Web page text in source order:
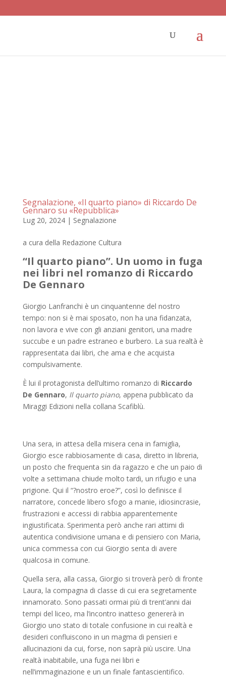
Segnalazione, «Il quarto piano» di Riccardo De
Gennaro su «Repubblica»
Lug 20, 2024| Segnalazione
a cura della Redazione Cultura
“Il quarto piano”. Un uomo in fuga
nei libri nel romanzo di Riccardo
De Gennaro
Giorgio Lanfranchi è un cinquantenne del nostro
tempo: non si è mai sposato, non ha una fidanzata,
non lavora e vive con gli anziani genitori, una madre
succube e un padre estraneo e burbero. La sua realtà è
rappresentata dai libri, che ama e che acquista
compulsivamente.
È lui il protagonista dell’ultimo romanzo di Riccardo
De Gennaro, Il quarto piano, appena pubblicato da
Miraggi Edizioni nella collana Scafiblù.
Una sera, in attesa della misera cena in famiglia,
Giorgio esce rabbiosamente di casa, diretto in libreria,
un posto che frequenta sin da ragazzo e che un paio di
volte a settimana chiude molto tardi, un rifugio e una
prigione. Qui il “?nostro eroe?”, così lo definisce il
narratore, concede libero sfogo a manie, idiosincrasie,
frustrazioni e accessi di rabbia apparentemente
ingiustificata. Sperimenta però anche rari attimi di
autentica condivisione umana e di pensiero con Maria,
unica commessa con cui Giorgio senta di avere
qualcosa in comune.
Quella sera, alla cassa, Giorgio si troverà però di fronte
Laura, la compagna di classe di cui era segretamente
innamorato. Sono passati ormai più di trent’anni dai
tempi del liceo, ma l’incontro inatteso genererà in
Giorgio uno stato di totale confusione in cui realtà e
desideri confluiscono in un magma di pensieri e
allucinazioni da cui, forse, non saprà più uscire. Una
realtà inabitabile, una fuga nei libri e
nell’immaginazione e un un finale fantascientifico.